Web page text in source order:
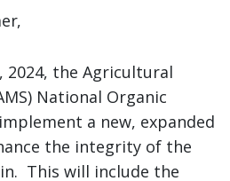
2024, the Agricultural
National Organic
a new, expanded
the integrity of the
This will include the